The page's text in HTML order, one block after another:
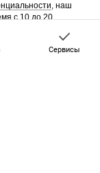
Сервисы
, наш
с 10 до 20